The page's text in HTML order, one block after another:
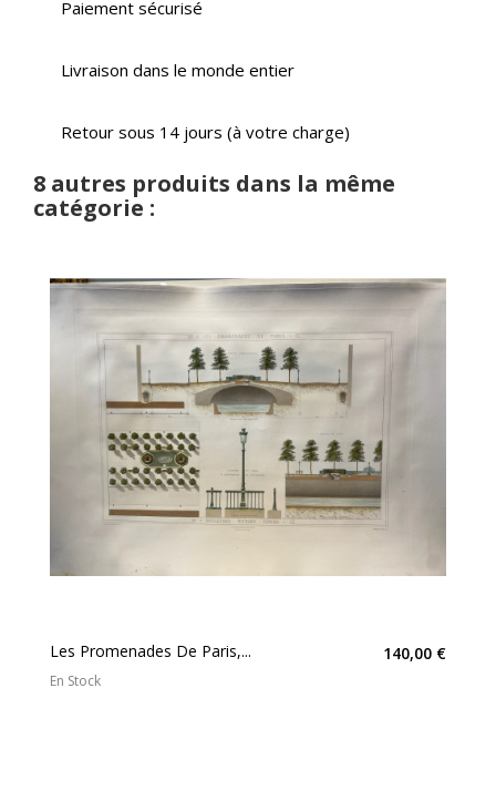
Paiement sécurisé
Livraison dans le monde entier
Retour sous 14 jours (à votre charge)
8 autres produits dans la même
catégorie :
Les Promenades De Paris,... 140,00 €
En Stock